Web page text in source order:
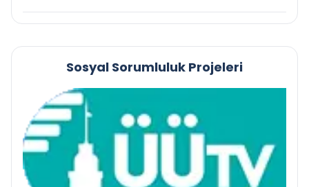
Sosyal Sorumluluk Projeleri